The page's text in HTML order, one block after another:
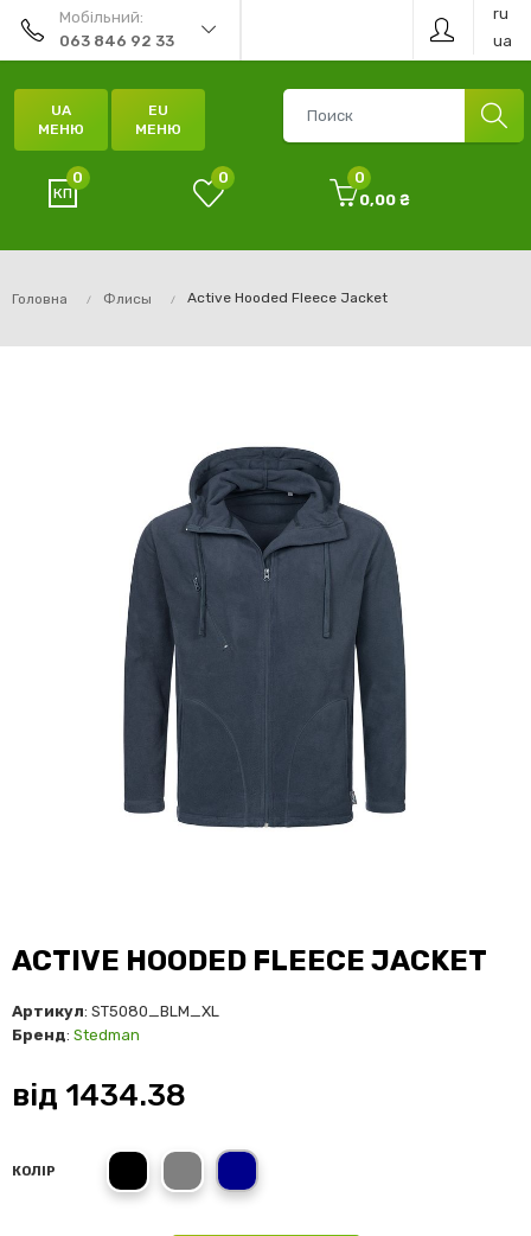
Мобільний:
063 846 92 33
ru
ua
UA
МЕНЮ
EU
МЕНЮ
0 0
0
0,00 ₴
Головна Флисы Active Hooded Fleece Jacket
ACTIVE HOODED FLEECE JACKET
Артикул: ST5080_BLM_XL
Бренд: Stedman
від 1434.38
КОЛІР
Black OpalGrey SteelBlue Midnight